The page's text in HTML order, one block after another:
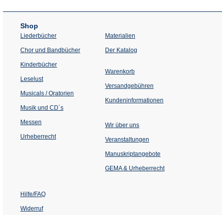
Shop
Liederbücher
Chor und Bandbücher
Kinderbücher
Leselust
Musicals / Oratorien
Musik und CD´s
Messen
Urheberrecht
Materialien
Der Katalog
Warenkorb
Versandgebühren
Kundeninformationen
Wir über uns
Veranstaltungen
einem
Tab)
Manuskriptangebote
GEMA & Urheberrecht
Hilfe/FAQ
Widerruf